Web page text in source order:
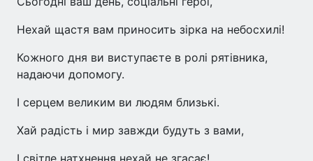
Нехай щастя вам приносить зірка на небосхилі!
Кожного дня ви виступаєте в ролі рятівника,
надаючи допомогу.
І серцем великим ви людям близькі.
Хай радість і мир завжди будуть з вами,
І світле натхнення нехай не згасає!